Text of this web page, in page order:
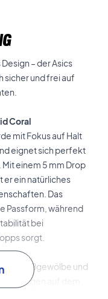
– der Asics
sicher und frei auf
Coral
mit Fokus auf Halt
eignet sich perfekt
einem 5 mm Drop
er ein natürliches
Das
Passform, während
bei
sorgt.
das Fußgewölbe und
Bewegen auf dem